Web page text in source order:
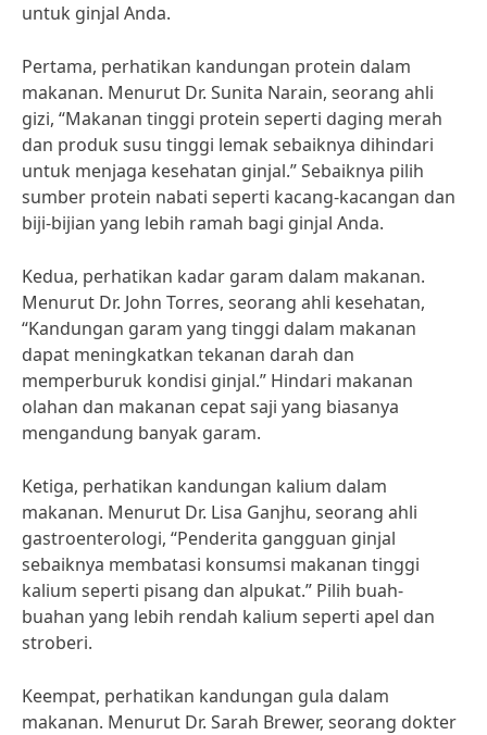
untuk ginjal Anda.
Pertama, perhatikan kandungan protein dalam
makanan. Menurut Dr. Sunita Narain, seorang ahli
gizi, “Makanan tinggi protein seperti daging merah
dan produk susu tinggi lemak sebaiknya dihindari
untuk menjaga kesehatan ginjal.” Sebaiknya pilih
sumber protein nabati seperti kacang-kacangan dan
biji-bijian yang lebih ramah bagi ginjal Anda.
Kedua, perhatikan kadar garam dalam makanan.
Menurut Dr. John Torres, seorang ahli kesehatan,
“Kandungan garam yang tinggi dalam makanan
dapat meningkatkan tekanan darah dan
memperburuk kondisi ginjal.” Hindari makanan
olahan dan makanan cepat saji yang biasanya
mengandung banyak garam.
Ketiga, perhatikan kandungan kalium dalam
makanan. Menurut Dr. Lisa Ganjhu, seorang ahli
gastroenterologi, “Penderita gangguan ginjal
sebaiknya membatasi konsumsi makanan tinggi
kalium seperti pisang dan alpukat.” Pilih buah-
buahan yang lebih rendah kalium seperti apel dan
stroberi.
Keempat, perhatikan kandungan gula dalam
makanan. Menurut Dr. Sarah Brewer, seorang dokter